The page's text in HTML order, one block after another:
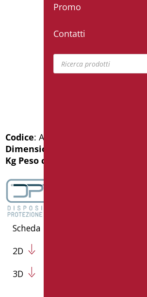
Codice: AN-B16/01
Dimensioni
Kg Peso confezione
Scheda Tecnica
2D
3D
Promo
Contatti
Products search